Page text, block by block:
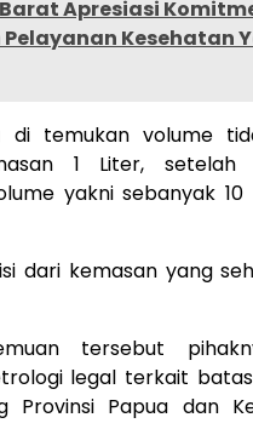
Apresiasi
Kesehatan
temukan volume
1 Liter, setelah
yakni sebanyak
dari kemasan yang
tersebut
legal terkait
Provinsi Papua dan